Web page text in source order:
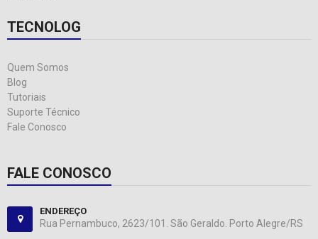
TECNOLOG
Quem Somos
Blog
Tutoriais
Suporte Técnico
Fale Conosco
FALE CONOSCO
ENDEREÇO
Rua Pernambuco, 2623/101. São Geraldo. Porto Alegre/RS